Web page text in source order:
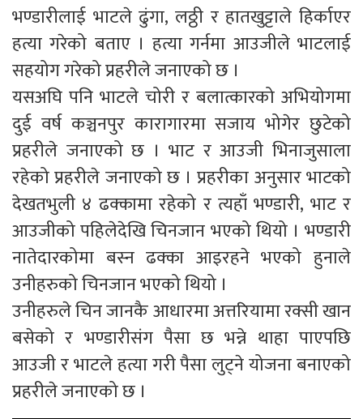
भण्डारीलाई भाटले ढुंगा, लठ्ठी र हातखुट्टाले हिर्काएर
हत्या गरेको बताए । हत्या गर्नमा आउजीले भाटलाई
सहयोग गरेको प्रहरीले जनाएको छ ।
यसअघि पनि भाटले चोरी र बलात्कारको अभियोगमा
दुई वर्ष कञ्चनपुर कारागारमा सजाय भोगेर छुटेको
प्रहरीले जनाएको छ । भाट र आउजी भिनाजुसाला
रहेको प्रहरीले जनाएको छ । प्रहरीका अनुसार भाटको
देखतभुली ४ ढक्कामा रहेको र त्यहाँ भण्डारी, भाट र
आउजीको पहिलेदेखि चिनजान भएको थियो । भण्डारी
नातेदारकोमा बस्न ढक्का आइरहने भएको हुनाले
उनीहरुको चिनजान भएको थियो ।
उनीहरुले चिन जानकै आधारमा अत्तरियामा रक्सी खान
बसेको र भण्डारीसंग पैसा छ भन्ने थाहा पाएपछि
आउजी र भाटले हत्या गरी पैसा लुट्ने योजना बनाएको
प्रहरीले जनाएको छ ।